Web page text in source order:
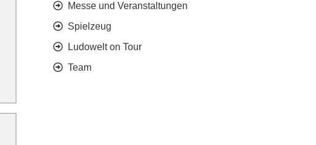
Messe und Veranstaltungen
Spielzeug
Ludowelt on Tour
Team